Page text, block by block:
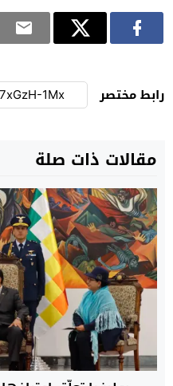
رابط مختصر
مقالات ذات صلة